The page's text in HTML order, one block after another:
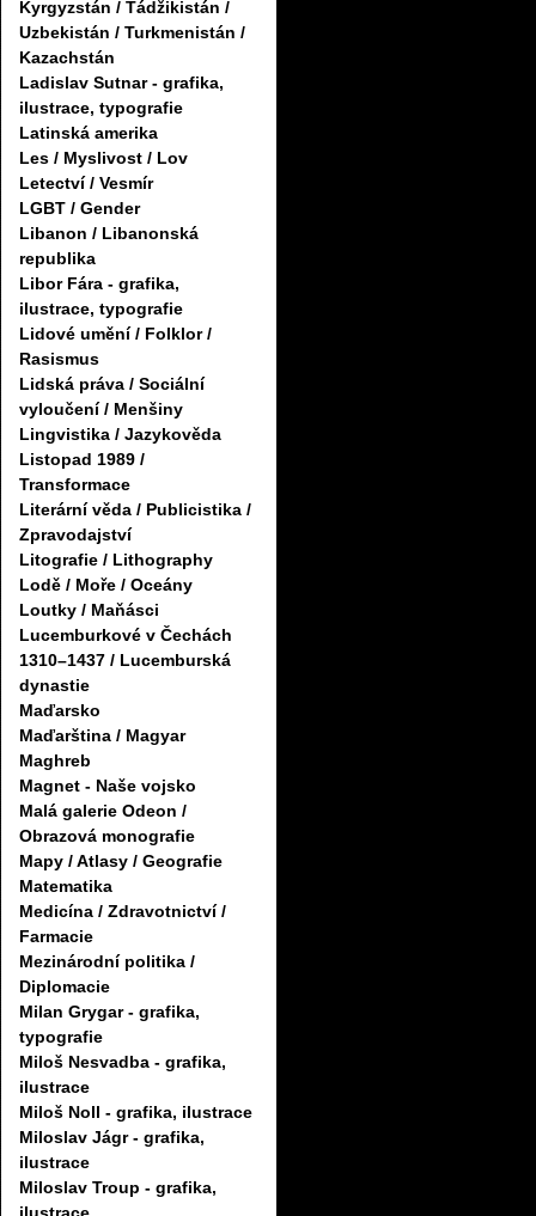
Kyrgyzstán / Tádžikistán /
Uzbekistán / Turkmenistán /
Kazachstán
Ladislav Sutnar - grafika,
ilustrace, typografie
Latinská amerika
Les / Myslivost / Lov
Letectví / Vesmír
LGBT / Gender
Libanon / Libanonská
republika
Libor Fára - grafika,
ilustrace, typografie
Lidové umění / Folklor /
Rasismus
Lidská práva / Sociální
vyloučení / Menšiny
Lingvistika / Jazykověda
Listopad 1989 /
Transformace
Literární věda / Publicistika /
Zpravodajství
Litografie / Lithography
Lodě / Moře / Oceány
Loutky / Maňásci
Lucemburkové v Čechách
1310–1437 / Lucemburská
dynastie
Maďarsko
Maďarština / Magyar
Maghreb
Magnet - Naše vojsko
Malá galerie Odeon /
Obrazová monografie
Mapy / Atlasy / Geografie
Matematika
Medicína / Zdravotnictví /
Farmacie
Mezinárodní politika /
Diplomacie
Milan Grygar - grafika,
typografie
Miloš Nesvadba - grafika,
ilustrace
Miloš Noll - grafika, ilustrace
Miloslav Jágr - grafika,
ilustrace
Miloslav Troup - grafika,